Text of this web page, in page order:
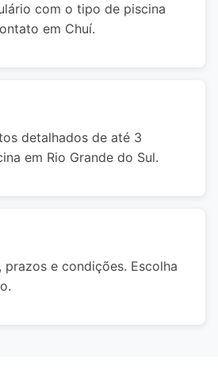
com o tipo de piscina
em Chuí.
detalhados de até 3
em Rio Grande do Sul.
prazos e condições. Escolha